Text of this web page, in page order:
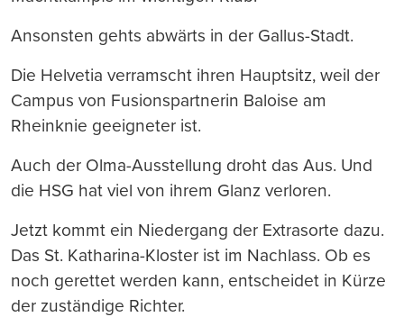
Ansonsten gehts abwärts in der Gallus-Stadt.
Die Helvetia verramscht ihren Hauptsitz, weil der
Campus von Fusionspartnerin Baloise am
Rheinknie geeigneter ist.
Auch der Olma-Ausstellung droht das Aus. Und
die HSG hat viel von ihrem Glanz verloren.
Jetzt kommt ein Niedergang der Extrasorte dazu.
Das St. Katharina-Kloster ist im Nachlass. Ob es
noch gerettet werden kann, entscheidet in Kürze
der zuständige Richter.